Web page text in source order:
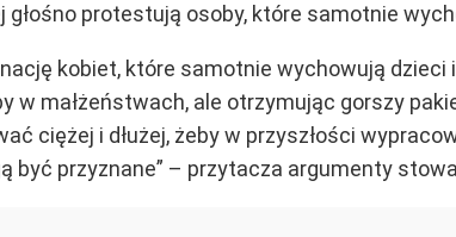
protestują osoby, które samotnie
kobiet, które samotnie wychowują dzieci
w małżeństwach, ale otrzymując gorszy
ciężej i dłużej, żeby w przyszłości
być przyznane” – przytacza argumenty